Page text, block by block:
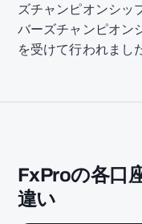
ズチャンピオンシッ
バーズチャンピオン
を受けて行われまし
FxProの各口
違い